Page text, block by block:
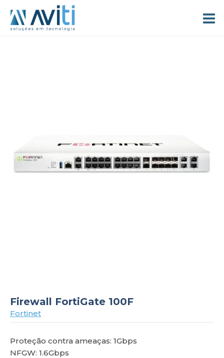
Firewall FortiGate 100F
Fortinet
Proteção contra ameaças: 1Gbps
NFGW: 1.6Gbps